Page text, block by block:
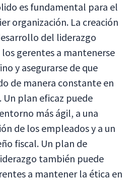
es fundamental para el
organización. La creación
del liderazgo
los gerentes a mantenerse
y asegurarse de que
de manera constante en
Un plan eficaz puede
más ágil, a una
de los empleados y a un
fiscal. Un plan de
también puede
a mantener la ética en